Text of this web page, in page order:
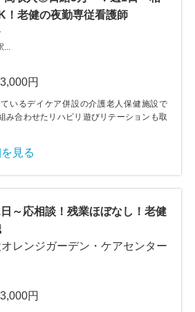
！老健の夜勤専従看護師
...
円
いるデイケア併設の介護老人保健施設で
み合わせたリハビリ遊びリテーションも取
見る
～応相談！残業ほぼなし！老健
レンジガーデン・ケアセンター
円